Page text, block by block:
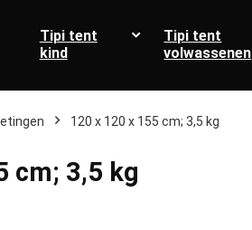
Tipi tent
kind
Tipi tent
volwassenen
‎120 x 120 x 155 cm; 3,5 kg
cm; 3,5 kg